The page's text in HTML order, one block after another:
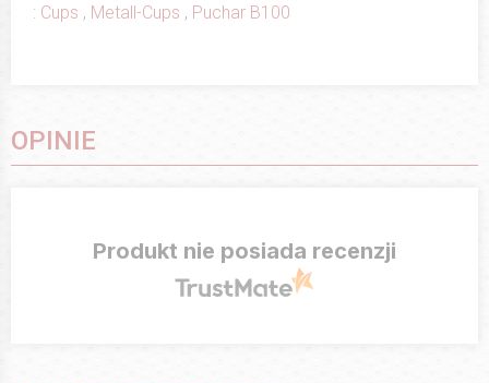
: Cups , Metall-Cups , Puchar B100
OPINIE
Produkt nie posiada recenzji